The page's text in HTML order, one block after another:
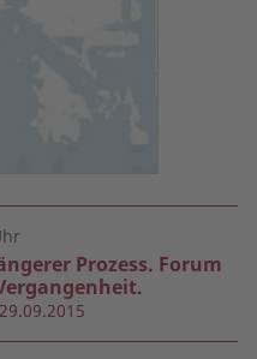
Prozess. Forum